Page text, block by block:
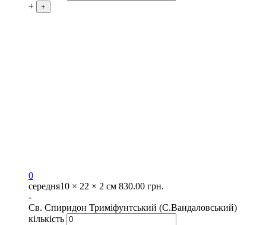
+
+
0
середня10 × 22 × 2 см 830.00 грн.
-
Св. Спиридон Триміфунтський (С.Вандаловський)
кількість